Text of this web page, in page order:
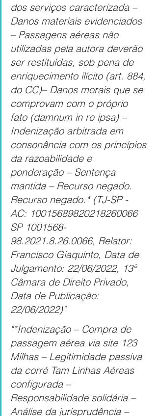
dos serviços caracterizada –
Danos materiais evidenciados
– Passagens aéreas não
utilizadas pela autora deverão
ser restituídas, sob pena de
enriquecimento ilícito (art. 884,
do CC)– Danos morais que se
comprovam com o próprio
fato (damnum in re ipsa) –
Indenização arbitrada em
consonância com os princípios
da razoabilidade e
ponderação – Sentença
mantida – Recurso negado.
Recurso negado.* (TJ-SP -
AC: 10015689820218260066
SP 1001568-
98.2021.8.26.0066, Relator:
Francisco Giaquinto, Data de
Julgamento: 22/06/2022, 13ª
Câmara de Direito Privado,
Data de Publicação:
22/06/2022)"
"*Indenização – Compra de
passagem aérea via site 123
Milhas – Legitimidade passiva
da corré Tam Linhas Aéreas
configurada –
Responsabilidade solidária –
Análise da jurisprudência –